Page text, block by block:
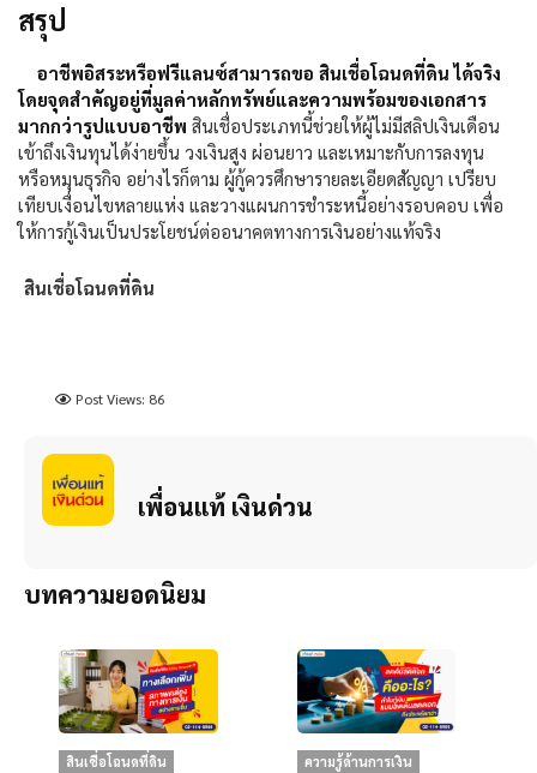
สรุป
อาชีพอิสระหรือฟรีแลนซ์สามารถขอ สินเชื่อโฉนดที่ดิน ได้จริง
โดยจุดสำคัญอยู่ที่มูลค่าหลักทรัพย์และความพร้อมของเอกสาร
มากกว่ารูปแบบอาชีพ สินเชื่อประเภทนี้ช่วยให้ผู้ไม่มีสลิปเงินเดือน
เข้าถึงเงินทุนได้ง่ายขึ้น วงเงินสูง ผ่อนยาว และเหมาะกับการลงทุน
หรือหมุนธุรกิจ อย่างไรก็ตาม ผู้กู้ควรศึกษารายละเอียดสัญญา เปรียบ
เทียบเงื่อนไขหลายแห่ง และวางแผนการชำระหนี้อย่างรอบคอบ เพื่อ
ให้การกู้เงินเป็นประโยชน์ต่ออนาคตทางการเงินอย่างแท้จริง
สินเชื่อโฉนดที่ดิน
Post Views: 86
เพื่อนแท้ เงินด่วน
บทความยอดนิยม
สินเชื่อโฉนดที่ดิน ความรู้ด้านการเงิน